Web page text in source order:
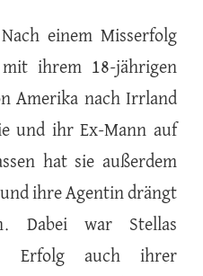
einem Misserfolg
ihrem 18-jährigen
Amerika nach Irrland
und ihr Ex-Mann auf
hat sie außerdem
ihre Agentin drängt
Dabei war Stellas
Erfolg auch ihrer